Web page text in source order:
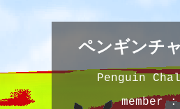
ペンギンチ
Penguin
member